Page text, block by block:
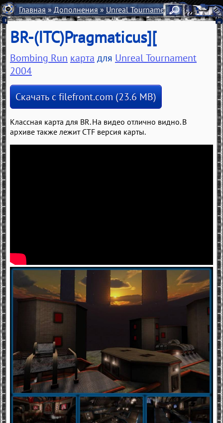
Главная»Дополнения»Unreal Tournament 2004»Карты
BR-(ITC)Pragmaticus][
Bombing Run карта для Unreal Tournament
2004
Скачать с filefront.com (23.6 MB)
Классная карта для BR. На видео отлично видно. В
архиве также лежит CTF версия карты.